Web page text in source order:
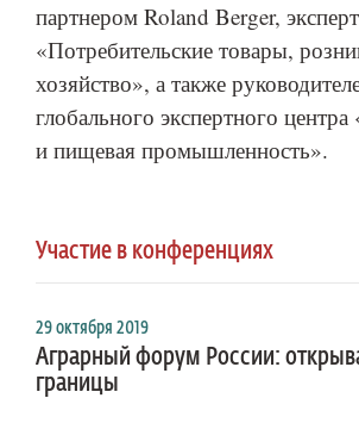
партнером Roland Berger,
«Потребительские товары,
хозяйство», а также
глобального экспертного
и пищевая промышленность».
Участие в конференциях
29 октября 2019
Аграрный форум России:
границы